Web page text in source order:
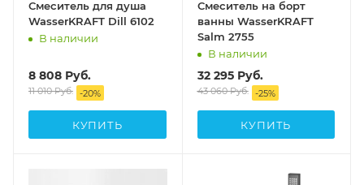
Смеситель для душа
WasserKRAFT Dill 6102
В наличии
8 808 Руб.
11 010Руб. -20%
КУПИТЬ
Смеситель на борт
ванны WasserKRAFT
Salm 2755
В наличии
32 295Руб.
43 060Руб. -25%
КУПИТЬ